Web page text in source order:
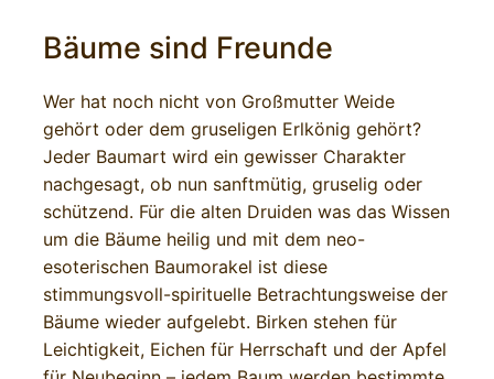
Bäume sind Freunde
Wer hat noch nicht von Großmutter Weide
gehört oder dem gruseligen Erlkönig gehört?
Jeder Baumart wird ein gewisser Charakter
nachgesagt, ob nun sanftmütig, gruselig oder
schützend. Für die alten Druiden was das Wissen
um die Bäume heilig und mit dem neo-
esoterischen Baumorakel ist diese
stimmungsvoll-spirituelle Betrachtungsweise der
Bäume wieder aufgelebt. Birken stehen für
Leichtigkeit, Eichen für Herrschaft und der Apfel